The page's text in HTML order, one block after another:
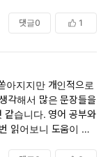
부분도 많았어요.
부를 시작해 보고 싶
댓글0 1
아지지만 개인적으로
각해서 많은 문장들을
같습니다. 영어 공부와
읽어보니 도움이 되는